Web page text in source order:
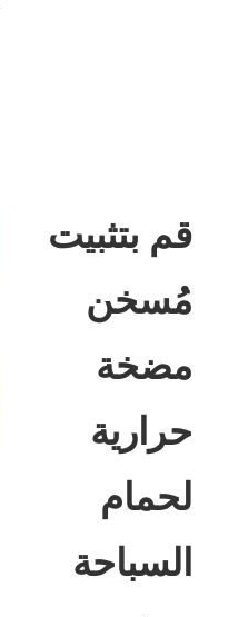
قم بتثبيت
مُسخن
مضخة
حرارية
لحمام
السباحة